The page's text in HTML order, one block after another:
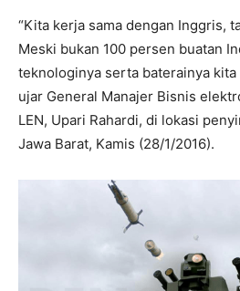
“Kita kerja sama dengan Inggris,
Meski bukan 100 persen buatan
teknologinya serta baterainya kita
ujar General Manajer Bisnis
LEN, Upari Rahardi, di lokasi
Jawa Barat, Kamis (28/1/2016).